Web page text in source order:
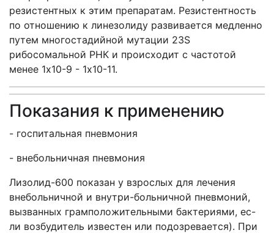
резистентных к этим препаратам. Резистентность
по отношению к линезолиду развивается медленно
путем многостадийной мутации 23S
рибосомальной РНК и происходит с частотой
менее 1х10-9 - 1х10-11.
Показания к применению
- госпитальная пневмония
- внебольничная пневмония
Лизолид-600 показан у взрослых для лечения
внебольничной и внутри-больничной пневмоний,
вызванных грамположительными бактериями, ес-
ли возбудитель известен или подозревается). При